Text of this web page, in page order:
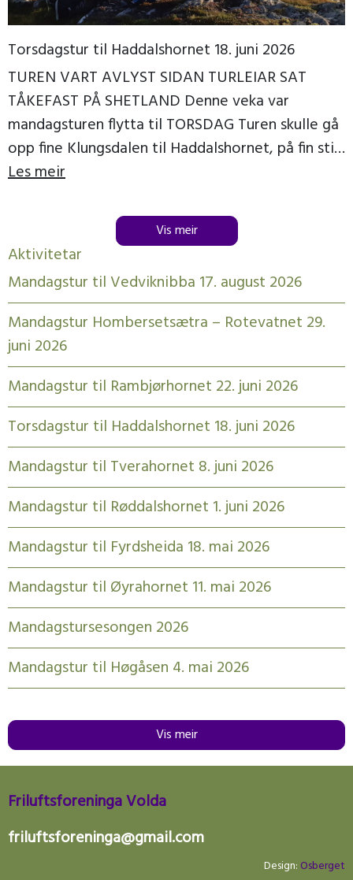
Torsdagstur til Haddalshornet 18. juni 2026
TUREN VART AVLYST SIDAN TURLEIAR SAT
TÅKEFAST PÅ SHETLAND Denne veka var
mandagsturen flytta til TORSDAG Turen skulle gå
opp fine Klungsdalen til Haddalshornet, på fin sti
til topps, der […]
Les meir
Vis meir
Aktivitetar
Mandagstur til Vedviknibba 17. august 2026
Mandagstur Hombersetsætra – Rotevatnet 29.
juni 2026
Mandagstur til Rambjørhornet 22. juni 2026
Torsdagstur til Haddalshornet 18. juni 2026
Mandagstur til Tverahornet 8. juni 2026
Mandagstur til Røddalshornet 1. juni 2026
Mandagstur til Fyrdsheida 18. mai 2026
Mandagstur til Øyrahornet 11. mai 2026
Mandagstursesongen 2026
Mandagstur til Høgåsen 4. mai 2026
Vis meir
Friluftsforeninga Volda
friluftsforeninga@gmail.com
Design: Osberget